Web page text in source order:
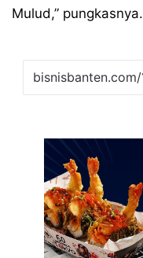
Mulud,” pungkasnya.